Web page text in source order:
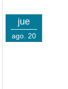
jue
ago. 20